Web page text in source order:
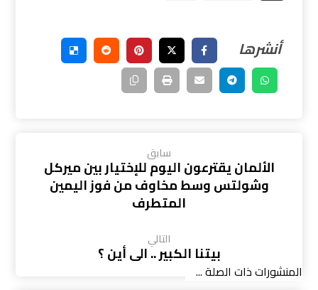
سابق
الألمان يقترعون اليوم للإختيار بين ميركل
وشولتس وسط مخاوف من فوز اليمين
المتطرف
التالي
بيتنا الكبير .. الى أين ؟
المنشورات ذات الصلة ...